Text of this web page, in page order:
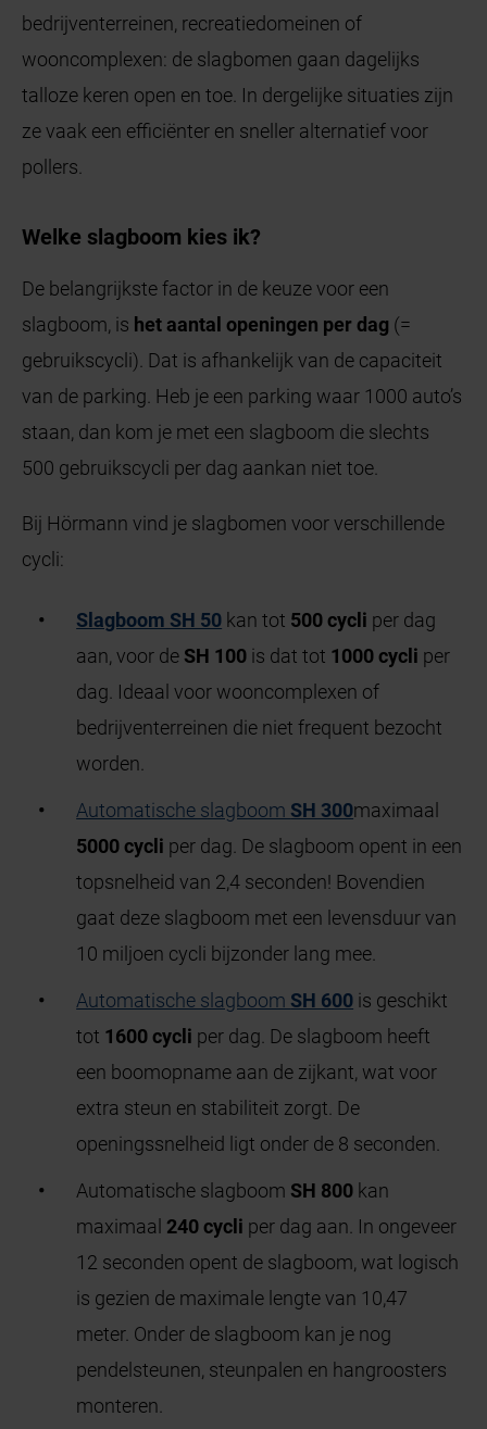
bedrijventerreinen, recreatiedomeinen of
wooncomplexen: de slagbomen gaan dagelijks
talloze keren open en toe. In dergelijke situaties zijn
ze vaak een efficiënter en sneller alternatief voor
pollers.
Welke slagboom kies ik?
De belangrijkste factor in de keuze voor een
slagboom, is het aantal openingen per dag (=
gebruikscycli). Dat is afhankelijk van de capaciteit
van de parking. Heb je een parking waar 1000 auto’s
staan, dan kom je met een slagboom die slechts
500 gebruikscycli per dag aankan niet toe.
Bij Hörmann vind je slagbomen voor verschillende
cycli:
Slagboom SH 50 kan tot 500 cycli per dag
aan, voor de SH 100 is dat tot 1000 cycli per
dag. Ideaal voor wooncomplexen of
bedrijventerreinen die niet frequent bezocht
worden.
Automatische slagboom SH 300maximaal
5000 cycli per dag. De slagboom opent in een
topsnelheid van 2,4 seconden! Bovendien
gaat deze slagboom met een levensduur van
10 miljoen cycli bijzonder lang mee.
Automatische slagboom SH 600 is geschikt
tot 1600 cycli per dag. De slagboom heeft
een boomopname aan de zijkant, wat voor
extra steun en stabiliteit zorgt. De
openingssnelheid ligt onder de 8 seconden.
Automatische slagboom SH 800 kan
maximaal 240 cycli per dag aan. In ongeveer
12 seconden opent de slagboom, wat logisch
is gezien de maximale lengte van 10,47
meter. Onder de slagboom kan je nog
pendelsteunen, steunpalen en hangroosters
monteren.